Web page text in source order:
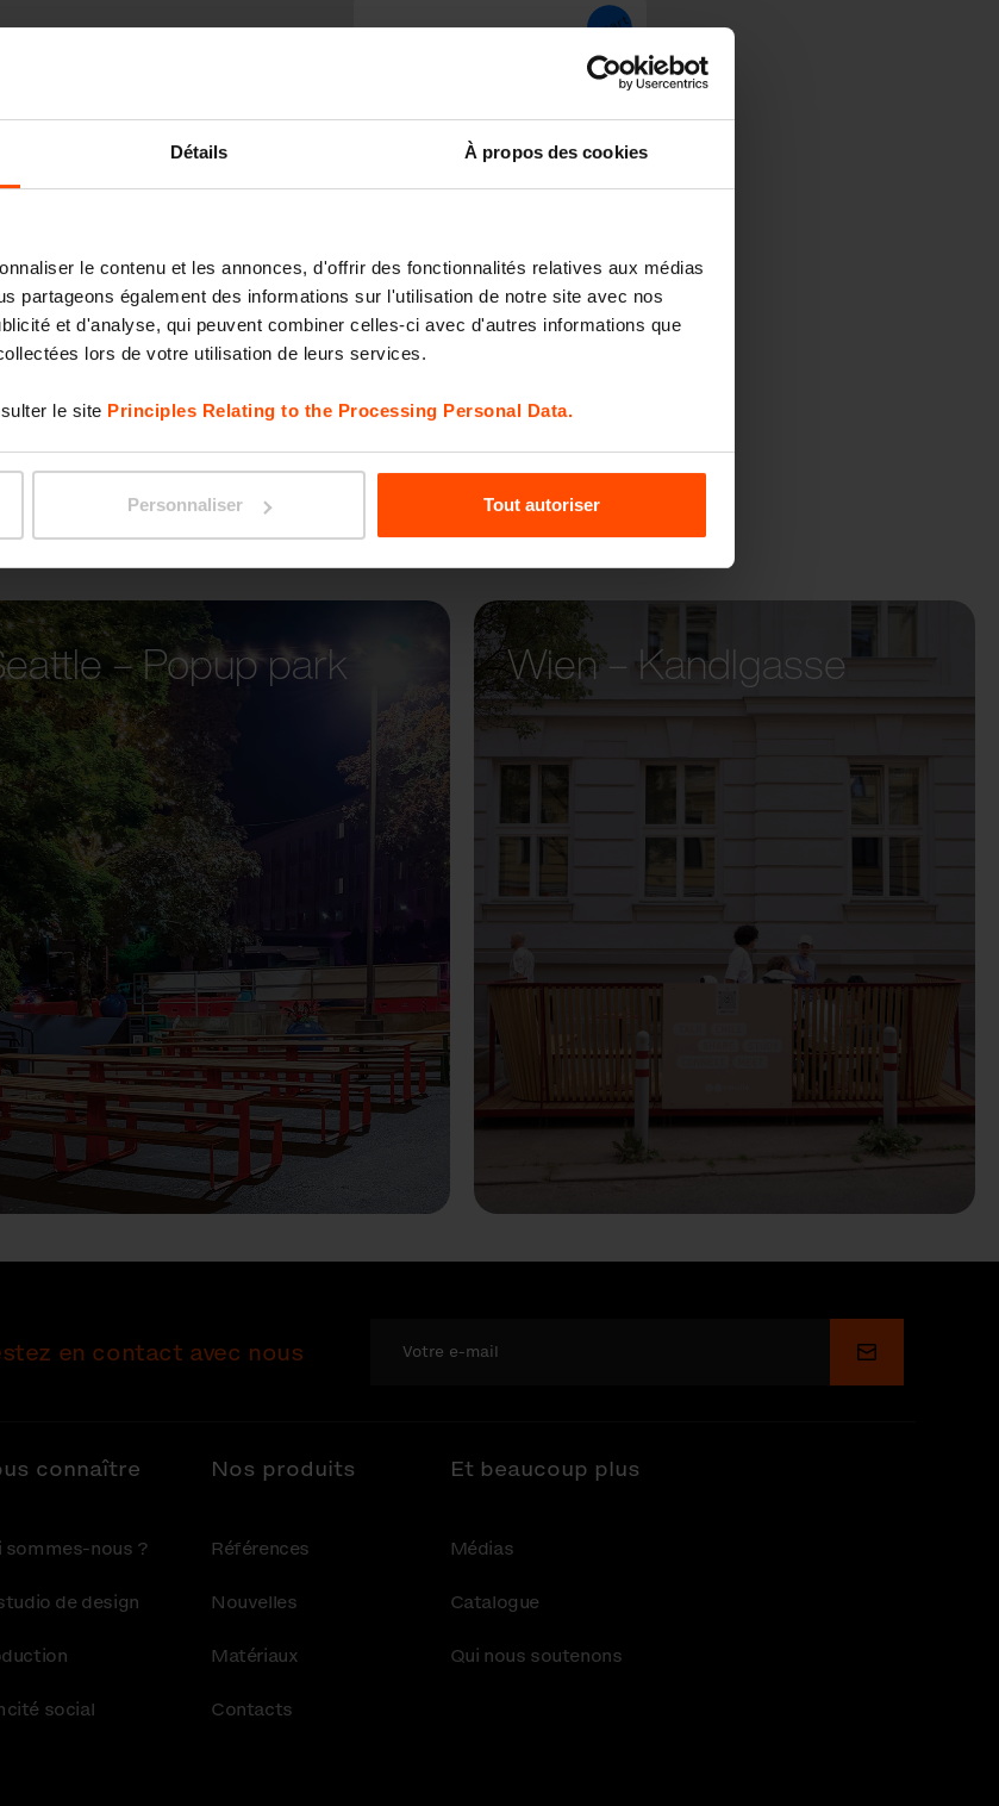
Détails À propos des cookies
le contenu et les annonces, d'offrir des fonctionnalités relatives aux médias
partageons également des informations sur l'utilisation de notre site avec nos
et d'analyse, qui peuvent combiner celles-ci avec d'autres informations que
lors de votre utilisation de leurs services.
le site Principles Relating to the Processing Personal Data.
Personnaliser Tout autoriser
WOODY
– Popup park Wien – Kandlgasse
en contact avec nous Soumettre
connaître
sommes-nous ?
de design
social
Nos produits
Références
Nouvelles
Matériaux
Contacts
Et beaucoup plus
Médias
Catalogue
Qui nous soutenons